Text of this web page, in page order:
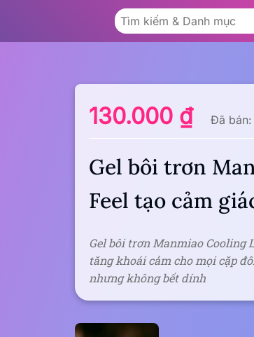
130.000 ₫ Đã
Gel bôi trơn
Feel tạo cảm
Gel bôi trơn Manmiao Cooling
tăng khoái cảm cho mọi cặp
nhưng không bết dính